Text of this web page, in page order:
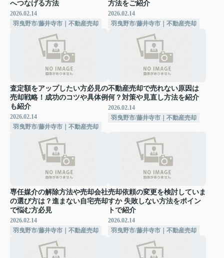
へつなげる方法
2026.02.14
羽曳野市/藤井寺市｜不動産売却
方法をご紹介
2026.02.14
羽曳野市/藤井寺市｜不動産売却
査定額をアップしたい方必見の
売却戦略！成功のコツや具体例
も紹介
2026.02.14
羽曳野市/藤井寺市｜不動産売却
不動産売却で売れない原因は
何？対策や見直し方法を紹介
2026.02.14
羽曳野市/藤井寺市｜不動産売却
専任媒介の解除方法や売却会社
の選び方は？進まない自宅売却
で悩む方必見
2026.02.14
羽曳野市/藤井寺市｜不動産売却
売却依頼の変更を検討していま
すか 失敗しない方法をポイン
トで紹介
2026.02.14
羽曳野市/藤井寺市｜不動産売却